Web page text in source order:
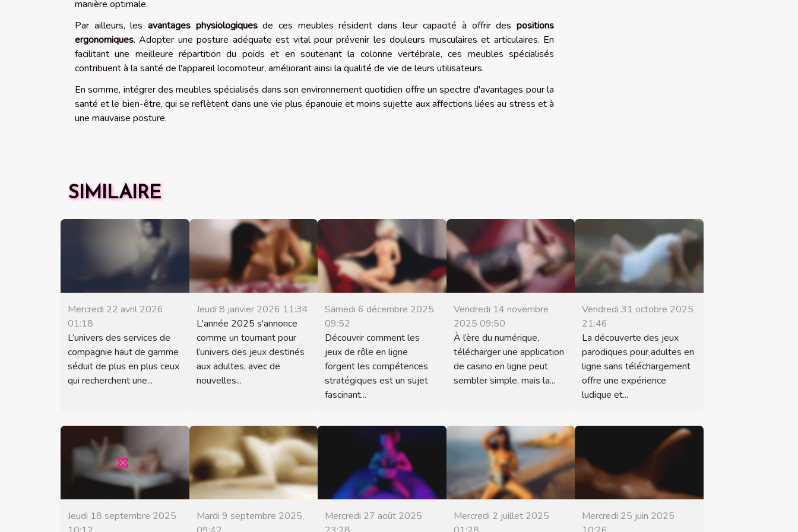
manière optimale.
Par ailleurs, les avantages physiologiquesde ces meubles résident dans leur capacité à offrir despositions
ergonomiques. Adopter une posture adéquate est vital pour prévenir les douleurs musculaires et articulaires. En
facilitant une meilleure répartition du poids et en soutenant la colonne vertébrale, ces meubles spécialisés
contribuent à la santé de l'appareil locomoteur, améliorant ainsi la qualité de vie de leurs utilisateurs.
En somme, intégrer des meubles spécialisés dans son environnement quotidien offre un spectre d'avantages pour la
santé et le bien-être, qui se reflètent dans une vie plus épanouie et moins sujette aux affections liées au stress et à
une mauvaise posture.
SIMILAIRE
Mercredi 22 avril 2026
01:18
L’univers des services de
compagnie haut de gamme
séduit de plus en plus ceux
qui recherchent une...
Jeudi 8 janvier 2026 11:34
L'année 2025 s'annonce
comme un tournant pour
l’univers des jeux destinés
aux adultes, avec de
nouvelles...
Samedi 6 décembre 2025
09:52
Découvrir comment les
jeux de rôle en ligne
forgent les compétences
stratégiques est un sujet
fascinant...
Vendredi 14 novembre
2025 09:50
À l’ère du numérique,
télécharger une application
de casino en ligne peut
sembler simple, mais la...
Vendredi 31 octobre 2025
21:46
La découverte des jeux
parodiques pour adultes en
ligne sans téléchargement
offre une expérience
ludique et...
Jeudi 18 septembre 2025
Mardi 9 septembre 2025
Mercredi 27 août 2025
Mercredi 2 juillet 2025
Mercredi 25 juin 2025